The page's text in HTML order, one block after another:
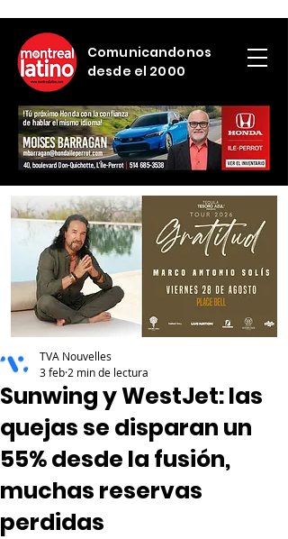
Comunicandonos
desde el 2000
Sunwing y WestJet: las
quejas se disparan un
55% desde la fusión,
muchas reservas
perdidas
TVA Nouvelles
3 feb 2 min de lectura